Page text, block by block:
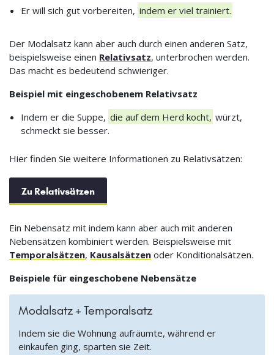
Er will sich gut vorbereiten, indem er viel trainiert.
Der Modalsatz kann aber auch durch einen anderen Satz,
beispielsweise einen Relativsatz, unterbrochen werden.
Das macht es bedeutend schwieriger.
Beispiel mit eingeschobenem Relativsatz
Indem er die Suppe, die auf dem Herd kocht, würzt,
schmeckt sie besser.
Hier finden Sie weitere Informationen zu Relativsätzen:
Zu Relativsätzen
Ein Nebensatz mit indem kann aber auch mit anderen
Nebensätzen kombiniert werden. Beispielsweise mit
Temporalsätzen, Kausalsätzen oder Konditionalsätzen.
Beispiele für eingeschobene Nebensätze
Modalsatz + Temporalsatz
Indem sie die Wohnung aufräumte, während er
einkaufen ging, sparten sie Zeit.